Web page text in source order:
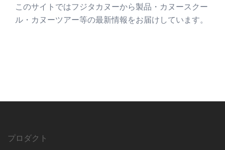
このサイトではフジタカヌーから製品・カヌースクー
ル・カヌーツアー等の最新情報をお届けしています。
プロダクト